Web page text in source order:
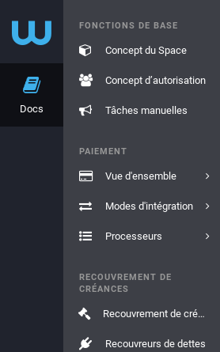
Docs
FONCTIONS DE BASE
Concept du Space
Concept d’autorisation
Tâches manuelles
PAIEMENT
Vue d'ensemble
Modes d'intégration
Processeurs
RECOUVREMENT DE
CRÉANCES
Recouvrement de créances
Recouvreurs de dettes